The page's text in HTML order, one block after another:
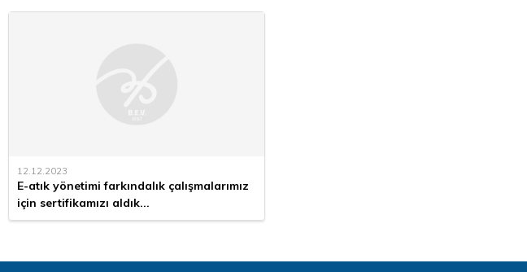
12.12.2023
E-atık yönetimi farkındalık çalışmalarımız
için sertifikamızı aldık...